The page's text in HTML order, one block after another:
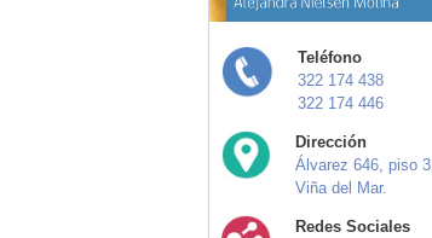
Teléfono
322 174 438
322 174 446
Dirección
Álvarez 646, piso 3,
Viña del Mar.
Redes Sociales